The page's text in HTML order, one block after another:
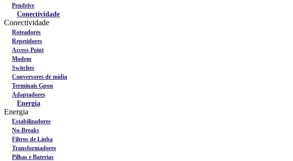
Pendrive
Conectividade
Conectividade
Roteadores
Repetidores
Access Point
Modem
Switches
Conversores de mídia
Terminais Gpon
Adaptadores
Energia
Energia
Estabilizadores
No-Breaks
Filtros de Linha
Transformadores
Pilhas e Baterias